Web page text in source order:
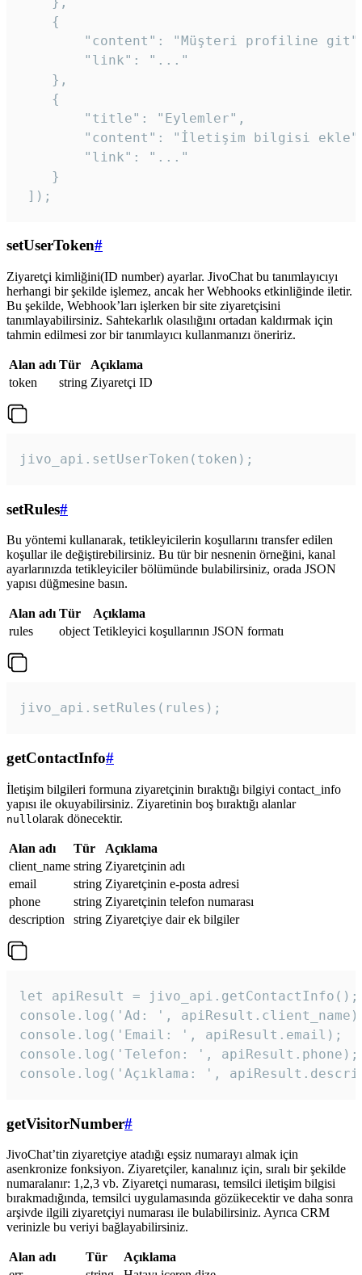
    {
"content": "Müşteri profiline
        "link": "..."
    },
    {
        "title": "Eylemler",
"content": "İletişim bilgisi
        "link": "..."
    }
]);
setUserToken#
Ziyaretçi kimliğini(ID number) ayarlar. JivoChat bu tanımlayıcıyı
herhangi bir şekilde işlemez, ancak her Webhooks etkinliğinde iletir.
Bu şekilde, Webhook’ları işlerken bir site ziyaretçisini
tanımlayabilirsiniz. Sahtekarlık olasılığını ortadan kaldırmak için
tahmin edilmesi zor bir tanımlayıcı kullanmanızı öneririz.
Alan adı Tür
Açıklama
token
string Ziyaretçi ID
jivo_api.setUserToken(token);
setRules#
Bu yöntemi kullanarak, tetikleyicilerin koşullarını transfer edilen
koşullar ile değiştirebilirsiniz. Bu tür bir nesnenin örneğini, kanal
ayarlarınızda tetikleyiciler bölümünde bulabilirsiniz, orada JSON
yapısı düğmesine basın.
Alan adı Tür
Açıklama
rules
object Tetikleyici koşullarının JSON formatı
jivo_api.setRules(rules);
getContactInfo#
İletişim bilgileri formuna ziyaretçinin bıraktığı bilgiyi contact_info
yapısı ile okuyabilirsiniz. Ziyaretinin boş bıraktığı alanlar
null olarak dönecektir.
Alan adı Tür
Açıklama
client_name string Ziyaretçinin adı
email
string Ziyaretçinin e-posta adresi
phone
string Ziyaretçinin telefon numarası
description
string Ziyaretçiye dair ek bilgiler
let apiResult = jivo_api.getContactInfo();
console.log('Ad: ',
console.log('Email: ', apiResult.email);
console.log('Telefon: ', apiResult.phone);
console.log('Açıklama: ',
getVisitorNumber#
JivoChat’tin ziyaretçiye atadığı eşsiz numarayı almak için
asenkronize fonksiyon. Ziyaretçiler, kanalınız için, sıralı bir şekilde
numaralanır: 1,2,3 vb. Ziyaretçi numarası, temsilci iletişim bilgisi
bırakmadığında, temsilci uygulamasında gözükecektir ve daha sonra
arşivde ilgili ziyaretçiyi numarası ile bulabilirsiniz. Ayrıca CRM
verinizle bu veriyi bağlayabilirsiniz.
Alan adı Tür
Açıklama